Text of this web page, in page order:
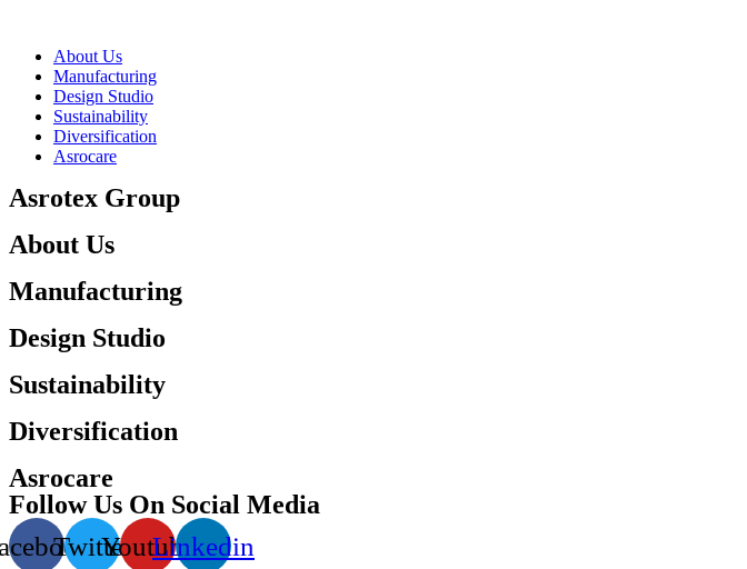
About Us
Manufacturing
Design Studio
Sustainability
Diversification
Asrocare
Asrotex Group
About Us
Manufacturing
Design Studio
Sustainability
Diversification
Asrocare
Follow Us On Social Media
TwitterYoutubeLinkedin